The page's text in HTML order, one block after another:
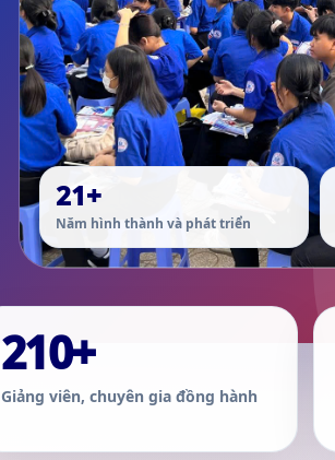
21+
Năm hình thành và phát triển
210+
Giảng viên, chuyên gia đồng hành